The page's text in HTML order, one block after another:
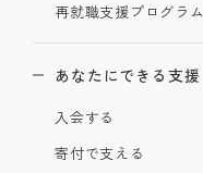
再就職支援プログラム
あなたにできる支援
入会する
寄付で支える